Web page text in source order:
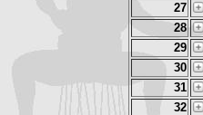
27
28
29
30
31
32